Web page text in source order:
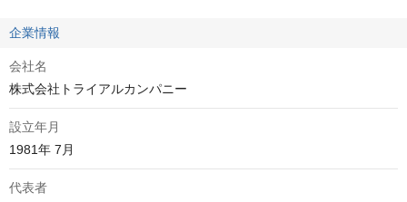
企業情報
会社名
株式会社トライアルカンパニー
設立年月
1981年 7月
代表者